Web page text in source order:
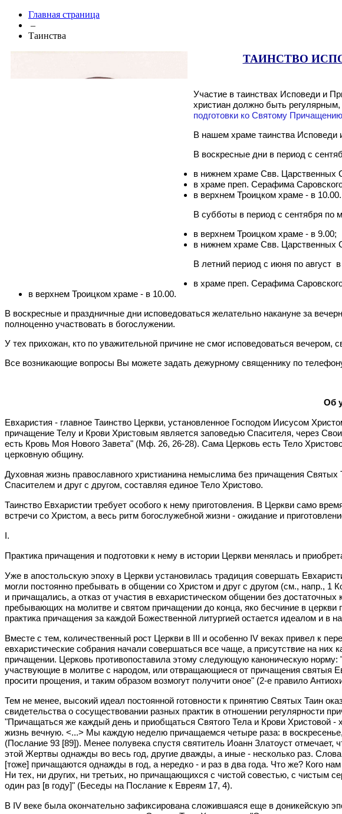
Главная страница
–
Таинства
ТАИНСТВО
Участие в таинствах Исповеди и
христиан должно быть
подготовки ко Святому
В нашем храме таинства Исповеди
В воскресные дни в период с
в нижнем храме Свв. Царственных
в храме преп. Серафима
в верхнем Троицком храме - в 10.00.
В субботы в период с сентября по
в верхнем Троицком храме - в 9.00;
в нижнем храме Свв. Царственных
В летний период с июня по август
в храме преп. Серафима
в верхнем Троицком храме - в 10.00.
В воскресные и праздничные дни исповедоваться желательно накануне за
полноценно участвовать в богослужении.
У тех прихожан, кто по уважительной причине не смог исповедоваться
Все возникающие вопросы Вы можете задать дежурному священнику по
Об
Евхаристия - главное Таинство Церкви, установленное Господом Иисусом
причащение Телу и Крови Христовым является заповедью Спасителя, через
есть Кровь Моя Нового Завета" (Мф. 26, 26-28). Сама Церковь есть Тело
церковную общину.
Духовная жизнь православного христианина немыслима без причащения
Спасителем и друг с другом, составляя единое Тело Христово.
Таинство Евхаристии требует особого к нему приготовления. В Церкви само
встречи со Христом, а весь ритм богослужебной жизни - ожидание и
I.
Практика причащения и подготовки к нему в истории Церкви менялась и
Уже в апостольскую эпоху в Церкви установилась традиция совершать
могли постоянно пребывать в общении со Христом и друг с другом (см., напр.,
и причащались, а отказ от участия в евхаристическом общении без
пребывающих на молитве и святом причащении до конца, яко бесчиние в
практика причащения за каждой Божественной литургией остается идеалом и в
Вместе с тем, количественный рост Церкви в III и особенно IV веках привел к
евхаристические собрания начали совершаться все чаще, а присутствие на
причащении. Церковь противопоставила этому следующую каноническую
участвующие в молитве с народом, или отвращающиеся от причащения святыя
просити прощения, и таким образом возмогут получити оное" (2-е правило
Тем не менее, высокий идеал постоянной готовности к принятию Святых Таин
свидетельства о сосуществовании разных практик в отношении регулярности
"Причащаться же каждый день и приобщаться Святого Тела и Крови
жизнь вечную. <...> Мы каждую неделю причащаемся четыре раза: в воскресенье,
(Послание 93 [89]). Менее полувека спустя святитель Иоанн Златоуст
этой Жертвы однажды во весь год, другие дважды, а иные - несколько раз.
[тоже] причащаются однажды в год, а нередко - и раз в два года. Что же? Кого
Ни тех, ни других, ни третьих, но причащающихся с чистой совестью, с чистым
один раз [в году]" (Беседы на Послание к Евреям 17, 4).
В IV веке была окончательно зафиксирована сложившаяся еще в доникейскую